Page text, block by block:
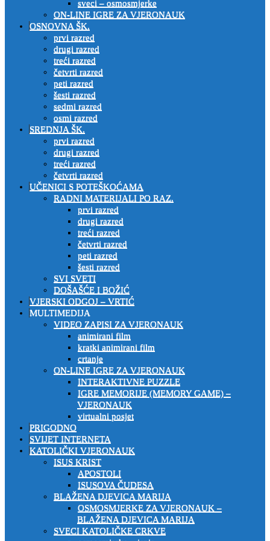
sveci – osmosmjerke
ON-LINE IGRE ZA VJERONAUK
OSNOVNA ŠK.
prvi razred
drugi razred
treći razred
četvrti razred
peti razred
šesti razred
sedmi razred
osmi razred
SREDNJA ŠK.
prvi razred
drugi razred
treći razred
četvrti razred
UČENICI S POTEŠKOĆAMA
RADNI MATERIJALI PO RAZ.
prvi razred
drugi razred
treći razred
četvrti razred
peti razred
šesti razred
SVI SVETI
DOŠAŠĆE I BOŽIĆ
VJERSKI ODGOJ – VRTIĆ
MULTIMEDIJA
VIDEO ZAPISI ZA VJERONAUK
animirani film
kratki animirani film
crtanje
ON-LINE IGRE ZA VJERONAUK
INTERAKTIVNE PUZZLE
IGRE MEMORIJE (MEMORY GAME) –
VJERONAUK
virtualni posjet
PRIGODNO
SVIJET INTERNETA
KATOLIČKI VJERONAUK
ISUS KRIST
APOSTOLI
ISUSOVA ČUDESA
BLAŽENA DJEVICA MARIJA
OSMOSMJERKE ZA VJERONAUK –
BLAŽENA DJEVICA MARIJA
SVECI KATOLIČKE CRKVE